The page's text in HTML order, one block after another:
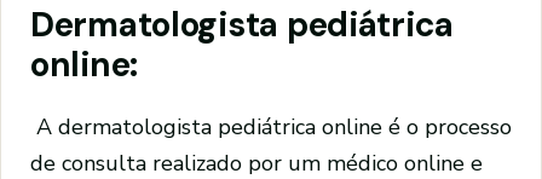
Dermatologista pediátrica
online:
A dermatologista pediátrica online é o processo
de consulta realizado por um médico online e